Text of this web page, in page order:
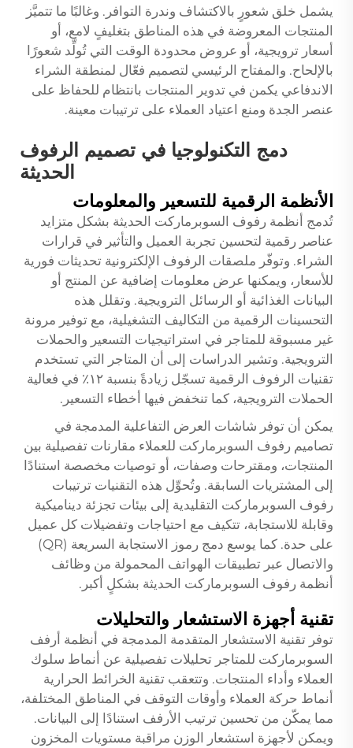
يشمل خلق شعورٍ بالاكتشاف وندرة التوافر. وغالبًا ما تتميَّز
المنتجات المعروضة في هذه المناطق بتغليفٍ لامع، أو
أسعار ترويجية، أو عروض محدودة الوقت التي تُولِّد شعورًا
بالإلحاح. والمفتاح الرئيسي لتصميم فعّال لمنطقة الشراء
الاندفاعي يكمن في تدوير المنتجات بانتظام للحفاظ على
عنصر الجدة ومنع اعتياد العملاء على ترتيبات معينة.
دمج التكنولوجيا في تصميم الرفوف
الحديثة
الأنظمة الرقمية للتسعير والمعلومات
تُدمج أنظمة رفوف السوبرماركت الحديثة بشكل متزايد
عناصر رقمية لتحسين تجربة العميل والتأثير في قرارات
الشراء. وتوفّر ملصقات الرفوف الإلكترونية تحديثات فورية
للأسعار، ويمكنها عرض معلومات إضافية عن المنتج أو
البيانات الغذائية أو الرسائل الترويجية. وتقلل هذه
التحسينات الرقمية من التكاليف التشغيلية، مع توفير مرونة
غير مسبوقة للمتاجر في استراتيجيات التسعير والحملات
الترويجية. وتشير الدراسات إلى أن المتاجر التي تستخدم
تقنيات الرفوف الرقمية تسجّل زيادةً بنسبة ١٢٪ في فعالية
الحملات الترويجية، كما تنخفض فيها أخطاء التسعير.
يمكن أن توفر شاشات العرض التفاعلية المدمجة في
تصاميم رفوف السوبرماركت للعملاء مقارنات تفصيلية بين
المنتجات، ومقترحات وصفات، أو توصيات مخصصة استنادًا
إلى المشتريات السابقة. وتُحوِّل هذه التقنيات ترتيبات
رفوف السوبرماركت التقليدية إلى بيئات تجزئة ديناميكية
وقابلة للاستجابة، تتكيف مع احتياجات وتفضيلات كل عميل
على حدة. كما يوسع دمج رموز الاستجابة السريعة (QR)
والاتصال عبر تطبيقات الهواتف المحمولة من وظائف
أنظمة رفوف السوبرماركت الحديثة بشكلٍ أكبر.
تقنية أجهزة الاستشعار والتحليلات
توفر تقنية الاستشعار المتقدمة المدمجة في أنظمة أرفف
السوبرماركت للمتاجر تحليلات تفصيلية عن أنماط سلوك
العملاء وأداء المنتجات. وتتعقب تقنية الخرائط الحرارية
أنماط حركة العملاء وأوقات التوقف في المناطق المختلفة،
مما يمكّن من تحسين ترتيب الأرفف استنادًا إلى البيانات.
ويمكن لأجهزة استشعار الوزن مراقبة مستويات المخزون